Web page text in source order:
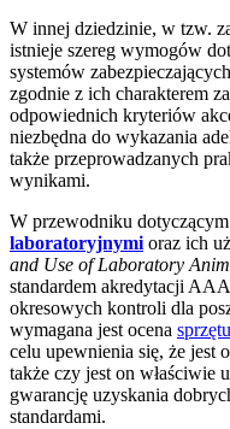
W innej dziedzinie, w tzw.
istnieje szereg wymogów
systemów
zgodnie z ich charakterem
odpowiednich kryteriów
niezbędna do wykazania
także przeprowadzanych
wynikami.
W przewodniku
laboratoryjnymi oraz ich
and Use of Laboratory
standardem akredytacji
okresowych kontroli dla
wymagana jest ocena
celu upewnienia się, że jest
także czy jest on właściwie
gwarancję uzyskania
standardami.